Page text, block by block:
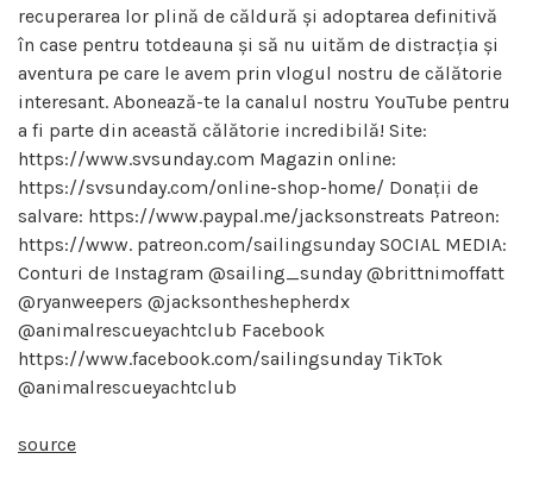
recuperarea lor plină de căldură și adoptarea definitivă
în case pentru totdeauna și să nu uităm de distracția și
aventura pe care le avem prin vlogul nostru de călătorie
interesant. Abonează-te la canalul nostru YouTube pentru
a fi parte din această călătorie incredibilă! Site:
https://www.svsunday.com Magazin online:
https://svsunday.com/online-shop-home/ Donații de
salvare: https://www.paypal.me/jacksonstreats Patreon:
https://www. patreon.com/sailingsunday SOCIAL MEDIA:
Conturi de Instagram @sailing_sunday @brittnimoffatt
@ryanweepers @jacksontheshepherdx
@animalrescueyachtclub Facebook
https://www.facebook.com/sailingsunday TikTok
@animalrescueyachtclub
source